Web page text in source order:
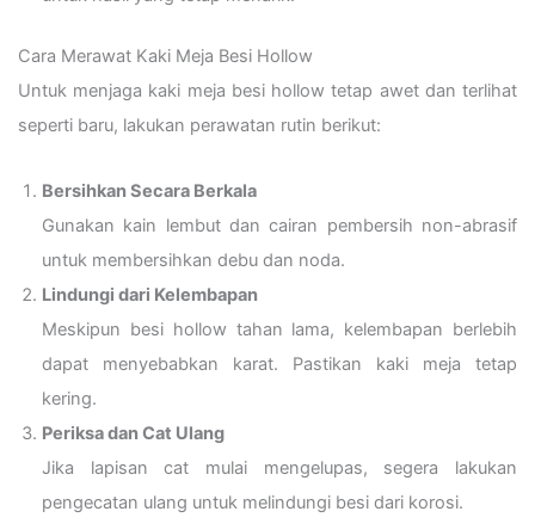
Cara Merawat Kaki Meja Besi Hollow
Untuk menjaga kaki meja besi hollow tetap awet dan terlihat
seperti baru, lakukan perawatan rutin berikut:
Bersihkan Secara Berkala
Gunakan kain lembut dan cairan pembersih non-abrasif
untuk membersihkan debu dan noda.
Lindungi dari Kelembapan
Meskipun besi hollow tahan lama, kelembapan berlebih
dapat menyebabkan karat. Pastikan kaki meja tetap
kering.
Periksa dan Cat Ulang
Jika lapisan cat mulai mengelupas, segera lakukan
pengecatan ulang untuk melindungi besi dari korosi.